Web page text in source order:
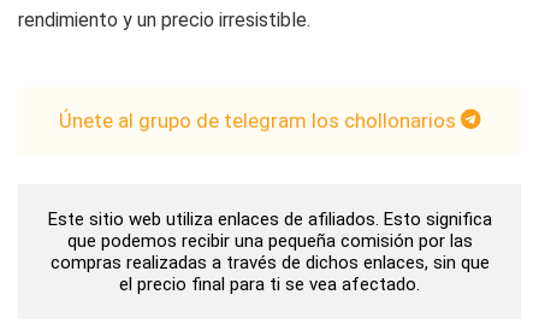
rendimiento y un precio irresistible.
Únete al grupo de telegram los chollonarios
Este sitio web utiliza enlaces de afiliados. Esto significa
que podemos recibir una pequeña comisión por las
compras realizadas a través de dichos enlaces, sin que
el precio final para ti se vea afectado.